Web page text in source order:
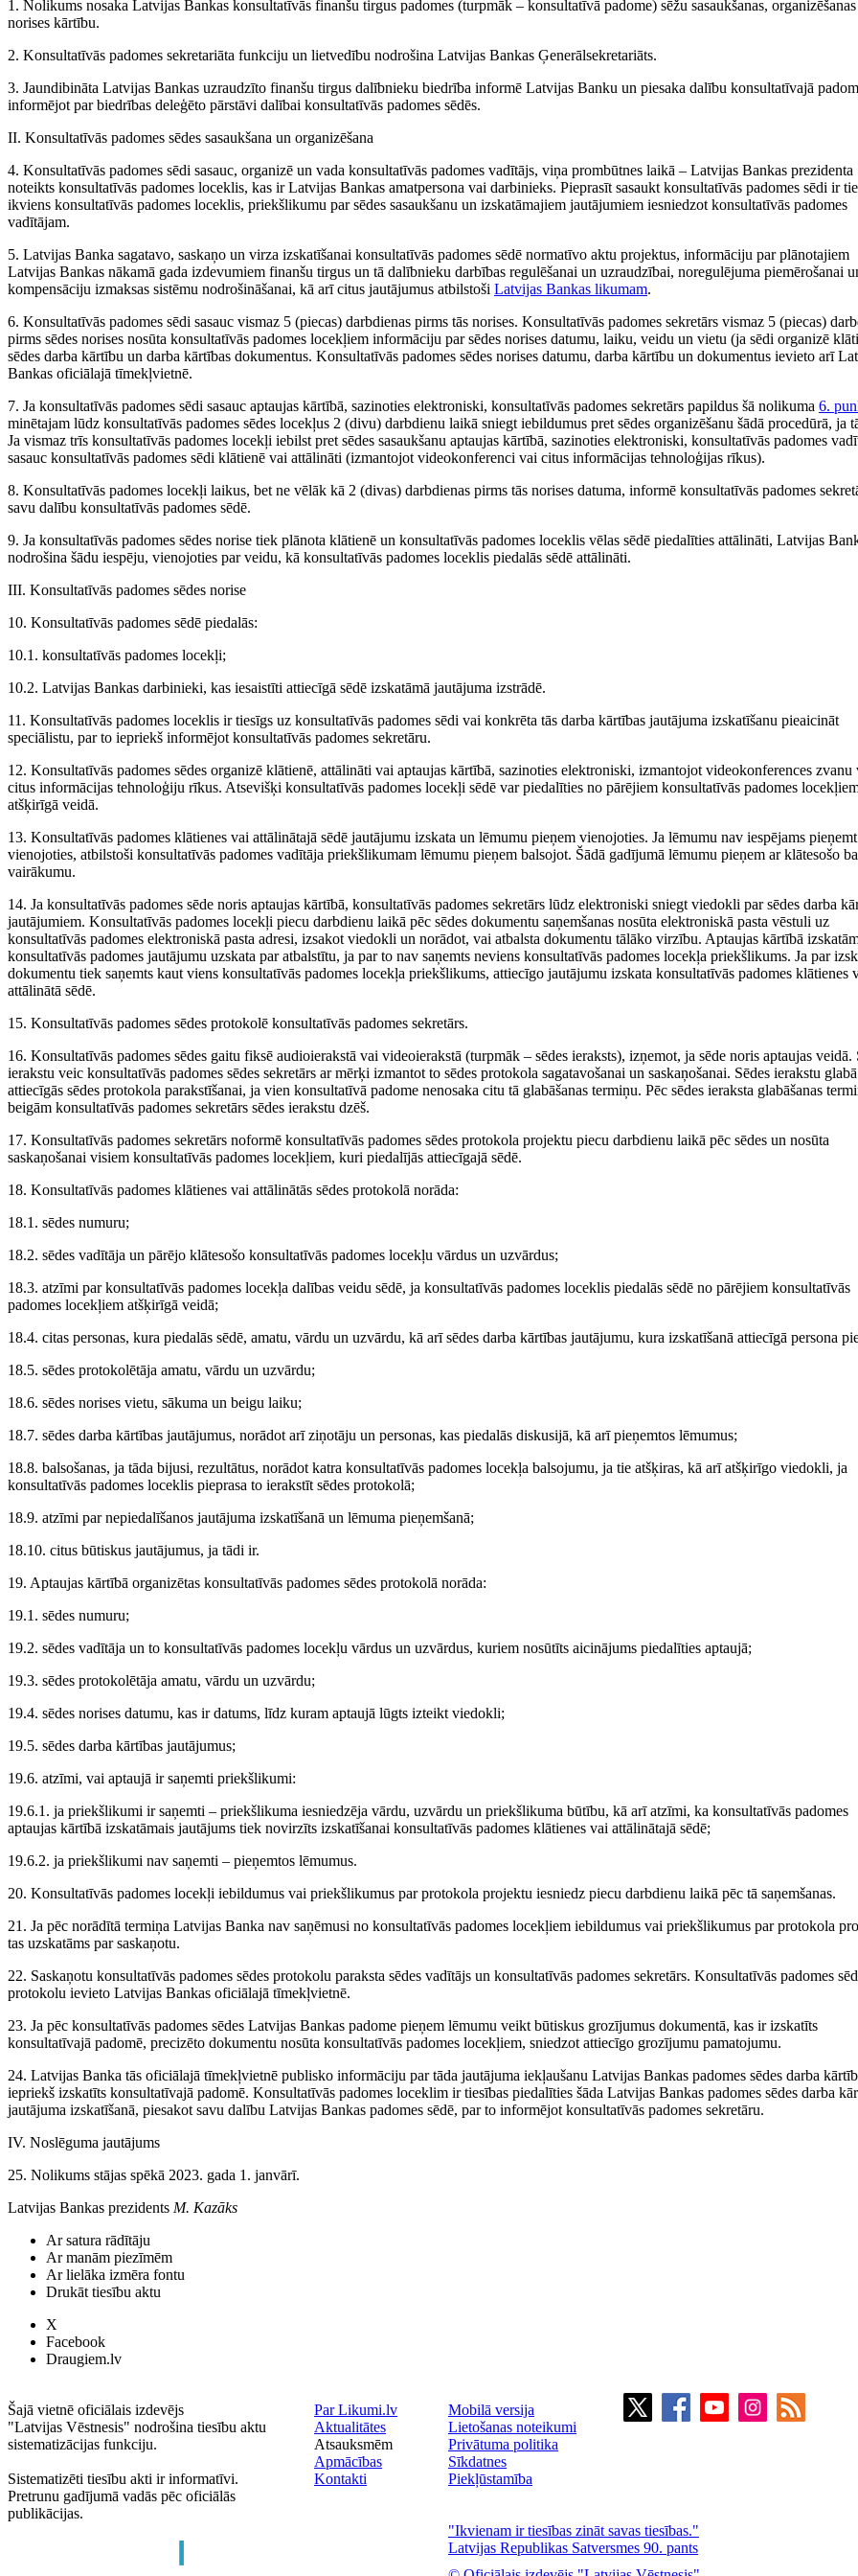
1. Nolikums nosaka Latvijas Bankas konsultatīvās finanšu tirgus padomes (turpmāk – konsultatīvā padome) sēžu sasaukšanas,
norises kārtību.
2. Konsultatīvās padomes sekretariāta funkciju un lietvedību nodrošina Latvijas Bankas Ģenerālsekretariāts.
3. Jaundibināta Latvijas Bankas uzraudzīto finanšu tirgus dalībnieku biedrība informē Latvijas Banku un piesaka dalību konsultatīvajā
informējot par biedrības deleģēto pārstāvi dalībai konsultatīvās padomes sēdēs.
II. Konsultatīvās padomes sēdes sasaukšana un organizēšana
4. Konsultatīvās padomes sēdi sasauc, organizē un vada konsultatīvās padomes vadītājs, viņa prombūtnes laikā – Latvijas Bankas prezidenta
noteikts konsultatīvās padomes loceklis, kas ir Latvijas Bankas amatpersona vai darbinieks. Pieprasīt sasaukt konsultatīvās padomes sēdi ir
ikviens konsultatīvās padomes loceklis, priekšlikumu par sēdes sasaukšanu un izskatāmajiem jautājumiem iesniedzot konsultatīvās padomes
vadītājam.
5. Latvijas Banka sagatavo, saskaņo un virza izskatīšanai konsultatīvās padomes sēdē normatīvo aktu projektus, informāciju par plānotajiem
Latvijas Bankas nākamā gada izdevumiem finanšu tirgus un tā dalībnieku darbības regulēšanai un uzraudzībai, noregulējuma piemērošanai
kompensāciju izmaksas sistēmu nodrošināšanai, kā arī citus jautājumus atbilstoši Latvijas Bankas likumam.
6. Konsultatīvās padomes sēdi sasauc vismaz 5 (piecas) darbdienas pirms tās norises. Konsultatīvās padomes sekretārs vismaz 5 (piecas)
pirms sēdes norises nosūta konsultatīvās padomes locekļiem informāciju par sēdes norises datumu, laiku, veidu un vietu (ja sēdi organizē
sēdes darba kārtību un darba kārtības dokumentus. Konsultatīvās padomes sēdes norises datumu, darba kārtību un dokumentus ievieto arī
Bankas oficiālajā tīmekļvietnē.
7. Ja konsultatīvās padomes sēdi sasauc aptaujas kārtībā, sazinoties elektroniski, konsultatīvās padomes sekretārs papildus šā nolikuma 6.
minētajam lūdz konsultatīvās padomes sēdes locekļus 2 (divu) darbdienu laikā sniegt iebildumus pret sēdes organizēšanu šādā procedūrā, ja
Ja vismaz trīs konsultatīvās padomes locekļi iebilst pret sēdes sasaukšanu aptaujas kārtībā, sazinoties elektroniski, konsultatīvās padomes
sasauc konsultatīvās padomes sēdi klātienē vai attālināti (izmantojot videokonferenci vai citus informācijas tehnoloģijas rīkus).
8. Konsultatīvās padomes locekļi laikus, bet ne vēlāk kā 2 (divas) darbdienas pirms tās norises datuma, informē konsultatīvās padomes
savu dalību konsultatīvās padomes sēdē.
9. Ja konsultatīvās padomes sēdes norise tiek plānota klātienē un konsultatīvās padomes loceklis vēlas sēdē piedalīties attālināti, Latvijas
nodrošina šādu iespēju, vienojoties par veidu, kā konsultatīvās padomes loceklis piedalās sēdē attālināti.
III. Konsultatīvās padomes sēdes norise
10. Konsultatīvās padomes sēdē piedalās:
10.1. konsultatīvās padomes locekļi;
10.2. Latvijas Bankas darbinieki, kas iesaistīti attiecīgā sēdē izskatāmā jautājuma izstrādē.
11. Konsultatīvās padomes loceklis ir tiesīgs uz konsultatīvās padomes sēdi vai konkrēta tās darba kārtības jautājuma izskatīšanu pieaicināt
speciālistu, par to iepriekš informējot konsultatīvās padomes sekretāru.
12. Konsultatīvās padomes sēdes organizē klātienē, attālināti vai aptaujas kārtībā, sazinoties elektroniski, izmantojot videokonferences zvanu
citus informācijas tehnoloģiju rīkus. Atsevišķi konsultatīvās padomes locekļi sēdē var piedalīties no pārējiem konsultatīvās padomes
atšķirīgā veidā.
13. Konsultatīvās padomes klātienes vai attālinātajā sēdē jautājumu izskata un lēmumu pieņem vienojoties. Ja lēmumu nav iespējams pieņemt
vienojoties, atbilstoši konsultatīvās padomes vadītāja priekšlikumam lēmumu pieņem balsojot. Šādā gadījumā lēmumu pieņem ar klātesošo
vairākumu.
14. Ja konsultatīvās padomes sēde noris aptaujas kārtībā, konsultatīvās padomes sekretārs lūdz elektroniski sniegt viedokli par sēdes darba
jautājumiem. Konsultatīvās padomes locekļi piecu darbdienu laikā pēc sēdes dokumentu saņemšanas nosūta elektroniskā pasta vēstuli uz
konsultatīvās padomes elektroniskā pasta adresi, izsakot viedokli un norādot, vai atbalsta dokumentu tālāko virzību. Aptaujas kārtībā
konsultatīvās padomes jautājumu uzskata par atbalstītu, ja par to nav saņemts neviens konsultatīvās padomes locekļa priekšlikums. Ja par
dokumentu tiek saņemts kaut viens konsultatīvās padomes locekļa priekšlikums, attiecīgo jautājumu izskata konsultatīvās padomes klātienes
attālinātā sēdē.
15. Konsultatīvās padomes sēdes protokolē konsultatīvās padomes sekretārs.
16. Konsultatīvās padomes sēdes gaitu fiksē audioierakstā vai videoierakstā (turpmāk – sēdes ieraksts), izņemot, ja sēde noris aptaujas veidā.
ierakstu veic konsultatīvās padomes sēdes sekretārs ar mērķi izmantot to sēdes protokola sagatavošanai un saskaņošanai. Sēdes ierakstu
attiecīgās sēdes protokola parakstīšanai, ja vien konsultatīvā padome nenosaka citu tā glabāšanas termiņu. Pēc sēdes ieraksta glabāšanas
beigām konsultatīvās padomes sekretārs sēdes ierakstu dzēš.
17. Konsultatīvās padomes sekretārs noformē konsultatīvās padomes sēdes protokola projektu piecu darbdienu laikā pēc sēdes un nosūta
saskaņošanai visiem konsultatīvās padomes locekļiem, kuri piedalījās attiecīgajā sēdē.
18. Konsultatīvās padomes klātienes vai attālinātās sēdes protokolā norāda:
18.1. sēdes numuru;
18.2. sēdes vadītāja un pārējo klātesošo konsultatīvās padomes locekļu vārdus un uzvārdus;
18.3. atzīmi par konsultatīvās padomes locekļa dalības veidu sēdē, ja konsultatīvās padomes loceklis piedalās sēdē no pārējiem konsultatīvās
padomes locekļiem atšķirīgā veidā;
18.4. citas personas, kura piedalās sēdē, amatu, vārdu un uzvārdu, kā arī sēdes darba kārtības jautājumu, kura izskatīšanā attiecīgā persona
18.5. sēdes protokolētāja amatu, vārdu un uzvārdu;
18.6. sēdes norises vietu, sākuma un beigu laiku;
18.7. sēdes darba kārtības jautājumus, norādot arī ziņotāju un personas, kas piedalās diskusijā, kā arī pieņemtos lēmumus;
18.8. balsošanas, ja tāda bijusi, rezultātus, norādot katra konsultatīvās padomes locekļa balsojumu, ja tie atšķiras, kā arī atšķirīgo viedokli, ja
konsultatīvās padomes loceklis pieprasa to ierakstīt sēdes protokolā;
18.9. atzīmi par nepiedalīšanos jautājuma izskatīšanā un lēmuma pieņemšanā;
18.10. citus būtiskus jautājumus, ja tādi ir.
19. Aptaujas kārtībā organizētas konsultatīvās padomes sēdes protokolā norāda:
19.1. sēdes numuru;
19.2. sēdes vadītāja un to konsultatīvās padomes locekļu vārdus un uzvārdus, kuriem nosūtīts aicinājums piedalīties aptaujā;
19.3. sēdes protokolētāja amatu, vārdu un uzvārdu;
19.4. sēdes norises datumu, kas ir datums, līdz kuram aptaujā lūgts izteikt viedokli;
19.5. sēdes darba kārtības jautājumus;
19.6. atzīmi, vai aptaujā ir saņemti priekšlikumi:
19.6.1. ja priekšlikumi ir saņemti – priekšlikuma iesniedzēja vārdu, uzvārdu un priekšlikuma būtību, kā arī atzīmi, ka konsultatīvās padomes
aptaujas kārtībā izskatāmais jautājums tiek novirzīts izskatīšanai konsultatīvās padomes klātienes vai attālinātajā sēdē;
19.6.2. ja priekšlikumi nav saņemti – pieņemtos lēmumus.
20. Konsultatīvās padomes locekļi iebildumus vai priekšlikumus par protokola projektu iesniedz piecu darbdienu laikā pēc tā saņemšanas.
21. Ja pēc norādītā termiņa Latvijas Banka nav saņēmusi no konsultatīvās padomes locekļiem iebildumus vai priekšlikumus par protokola
tas uzskatāms par saskaņotu.
22. Saskaņotu konsultatīvās padomes sēdes protokolu paraksta sēdes vadītājs un konsultatīvās padomes sekretārs. Konsultatīvās padomes
protokolu ievieto Latvijas Bankas oficiālajā tīmekļvietnē.
23. Ja pēc konsultatīvās padomes sēdes Latvijas Bankas padome pieņem lēmumu veikt būtiskus grozījumus dokumentā, kas ir izskatīts
konsultatīvajā padomē, precizēto dokumentu nosūta konsultatīvās padomes locekļiem, sniedzot attiecīgo grozījumu pamatojumu.
24. Latvijas Banka tās oficiālajā tīmekļvietnē publisko informāciju par tāda jautājuma iekļaušanu Latvijas Bankas padomes sēdes darba
iepriekš izskatīts konsultatīvajā padomē. Konsultatīvās padomes loceklim ir tiesības piedalīties šāda Latvijas Bankas padomes sēdes darba
jautājuma izskatīšanā, piesakot savu dalību Latvijas Bankas padomes sēdē, par to informējot konsultatīvās padomes sekretāru.
IV. Noslēguma jautājums
25. Nolikums stājas spēkā 2023. gada 1. janvārī.
Latvijas Bankas prezidents M. Kazāks
Ar satura rādītāju
Ar manām piezīmēm
Ar lielāka izmēra fontu
Drukāt tiesību aktu
X
Facebook
Draugiem.lv
Šajā vietnē oficiālais izdevējs
"Latvijas Vēstnesis" nodrošina tiesību aktu
sistematizācijas funkciju.
Sistematizēti tiesību akti ir informatīvi.
Pretrunu gadījumā vadās pēc oficiālās
publikācijas.
Par Likumi.lv
Aktualitātes
Atsauksmēm
Apmācības
Kontakti
Mobilā versija
Lietošanas noteikumi
Privātuma politika
Sīkdatnes
Piekļūstamība
"Ikvienam ir tiesības zināt savas tiesības."
Latvijas Republikas Satversmes 90. pants